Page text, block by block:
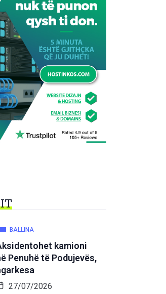
BALLINA
kamioni
Penuhë të Podujevës,
27/07/2026